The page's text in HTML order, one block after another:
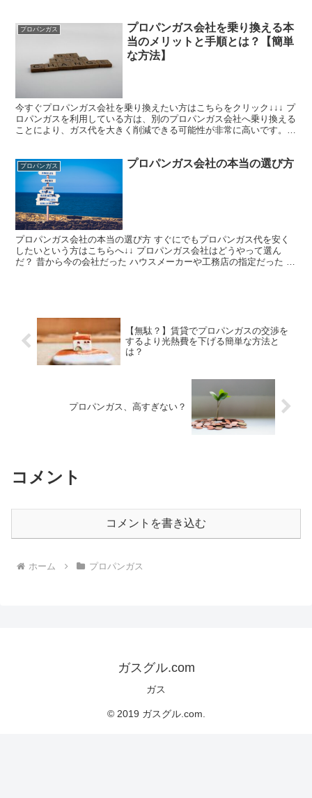
プロパンガス
プロパンガス会社を乗り換える本
当のメリットと手順とは？【簡単
な方法】
今すぐプロパンガス会社を乗り換えたい方はこちらをクリック↓↓↓ プ
ロパンガスを利用している方は、別のプロパンガス会社へ乗り換える
ことにより、ガス代を大きく削減できる可能性が非常に高いです。
プロパンガス プロパンガス会社の本当の選び方
プロパンガス会社の本当の選び方 すぐにでもプロパンガス代を安く
したいという方はこちらへ↓↓ プロパンガス会社はどうやって選ん
だ？ 昔から今の会社だった ハウスメーカーや工務店の指定だった 知
【無駄？】賃貸でプロパンガスの交渉を
するより光熱費を下げる簡単な方法と
は？
プロパンガス、高すぎない？
コメント
コメントを書き込む
ホーム プロパンガス
ガスグル.com
ガス
© 2019 ガスグル.com.